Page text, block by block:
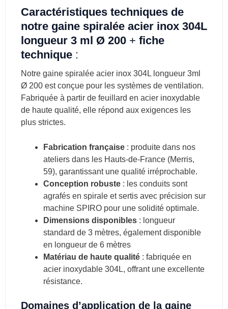
Caractéristiques techniques de
notre gaine spiralée acier inox 304L
longueur 3 ml Ø 200 + fiche
technique :
Notre gaine spiralée acier inox 304L longueur 3ml
Ø 200 est conçue pour les systèmes de ventilation.
Fabriquée à partir de feuillard en acier inoxydable
de haute qualité, elle répond aux exigences les
plus strictes.
Fabrication française: produite dans nos
ateliers dans les Hauts-de-France (Merris,
59), garantissant une qualité irréprochable.
Conception robuste: les conduits sont
agrafés en spirale et sertis avec précision sur
machine SPIRO pour une solidité optimale.
Dimensions disponibles: longueur
standard de 3 mètres, également disponible
en longueur de 6 mètres
Matériau de haute qualité: fabriquée en
acier inoxydable 304L, offrant une excellente
résistance.
Domaines d’application de la gaine